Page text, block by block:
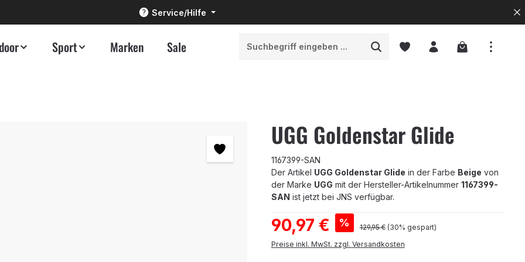
Service/Hilfe
Sport Marken Sale Warenkorb
UGG Goldenstar Glide
1167399-SAN
Der Artikel UGG Goldenstar Glide in der Farbe Beige von
der Marke UGG mit der Hersteller-Artikelnummer 1167399-
SAN ist jetzt bei JNS verfügbar.
Verkaufspreis:
90,97 € % Regulärer Preis:
129,95 € (30% gespart)
Preise inkl. MwSt. zzgl. Versandkosten